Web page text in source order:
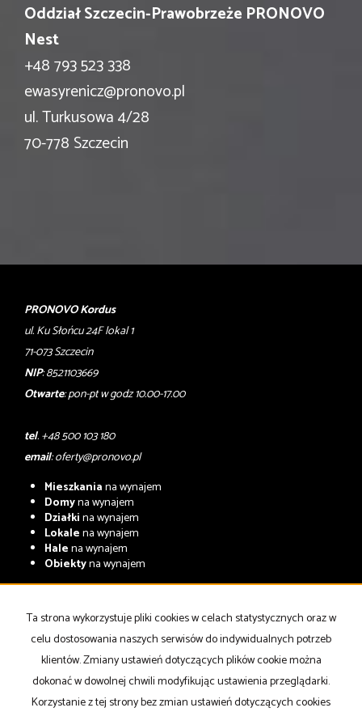
Oddział Szczecin-Prawobrzeże PRONOVO
Nest
+48 793 523 338
ewasyrenicz@pronovo.pl
ul. Turkusowa 4/28
70-778 Szczecin
PRONOVO Kordus
ul. Ku Słońcu 24F lokal 1
71-073 Szczecin
NIP: 8521103669
Otwarte: pon-pt w godz 10.00-17.00
tel. +48 500 103 180
email:oferty@pronovo.pl
Mieszkaniana wynajem
Domyna wynajem
Działkina wynajem
Lokalena wynajem
Halena wynajem
Obiektyna wynajem
Mieszkaniana sprzedaż
Domyna sprzedaż
Działkina sprzedaż
Lokalena sprzedaż
Halena sprzedaż
Obiektyna sprzedaż
Ta strona wykorzystuje pliki cookies w celach statystycznych oraz w
celu dostosowania naszych serwisów do indywidualnych potrzeb
klientów. Zmiany ustawień dotyczących plików cookie można
dokonać w dowolnej chwili modyfikując ustawienia przeglądarki.
Korzystanie z tej strony bez zmian ustawień dotyczących cookies